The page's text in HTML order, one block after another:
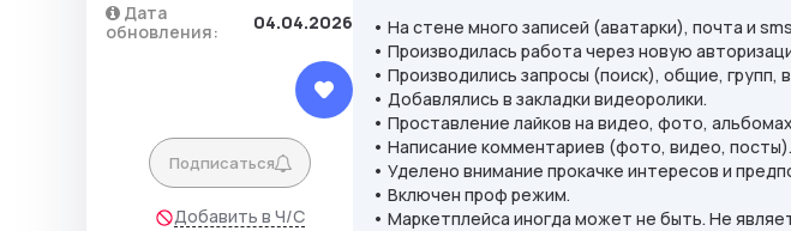
Дата
обновления:
04.04.2026
Подписаться
Добавить в Ч/С
• На стене много записей (аватарки), почта и
• Производилась работа через новую
• Производились запросы (поиск), общие, групп,
• Добавлялись в закладки видеоролики.
• Проставление лайков на видео, фото,
• Написание комментариев (фото, видео, посты).
• Уделено внимание прокачке интересов и
• Включен проф режим.
• Маркетплейса иногда может не быть. Не